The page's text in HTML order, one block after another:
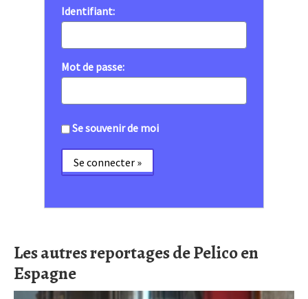
Identifiant:
Mot de passe:
Se souvenir de moi
Les autres reportages de Pelico en
Espagne